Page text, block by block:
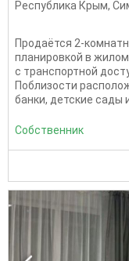
Республика Крым,
Продаётся 2-
планировкой в
с транспортной
Поблизости
банки, детские сады
Собственник